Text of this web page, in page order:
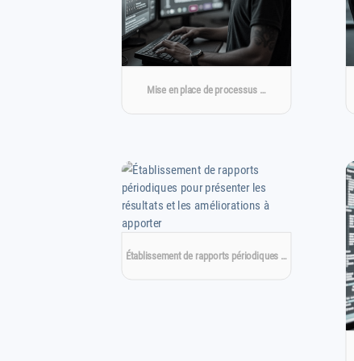
Mise en place de processus …
Établissement de rapports périodiques …